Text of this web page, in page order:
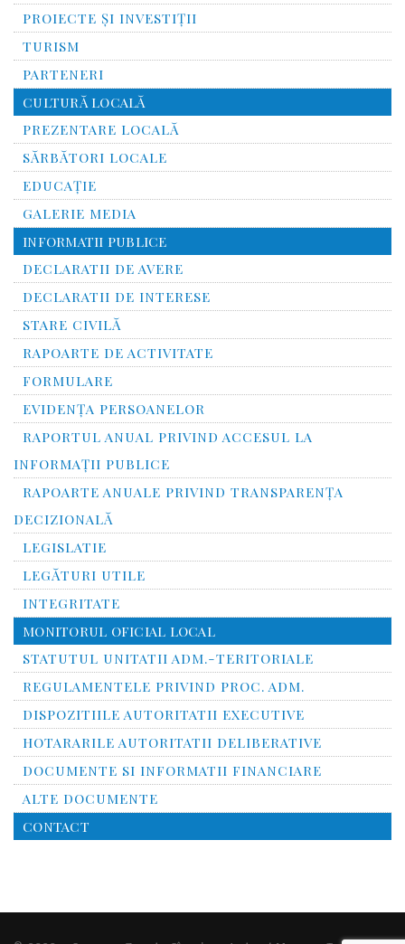
PROIECTE ȘI INVESTIȚII
TURISM
PARTENERI
CULTURĂ LOCALĂ
PREZENTARE LOCALĂ
SĂRBĂTORI LOCALE
EDUCAȚIE
GALERIE MEDIA
INFORMATII PUBLICE
DECLARATII DE AVERE
DECLARATII DE INTERESE
STARE CIVILĂ
RAPOARTE DE ACTIVITATE
FORMULARE
EVIDENȚA PERSOANELOR
RAPORTUL ANUAL PRIVIND ACCESUL LA
INFORMAŢII PUBLICE
RAPOARTE ANUALE PRIVIND TRANSPARENŢA
DECIZIONALĂ
LEGISLATIE
LEGĂTURI UTILE
INTEGRITATE
MONITORUL OFICIAL LOCAL
STATUTUL UNITATII ADM.-TERITORIALE
REGULAMENTELE PRIVIND PROC. ADM.
DISPOZITIILE AUTORITATII EXECUTIVE
HOTARARILE AUTORITATII DELIBERATIVE
DOCUMENTE SI INFORMATII FINANCIARE
ALTE DOCUMENTE
CONTACT